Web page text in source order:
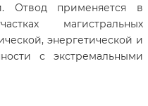
Отвод применяется в
магистральных
энергетической и
с экстремальными